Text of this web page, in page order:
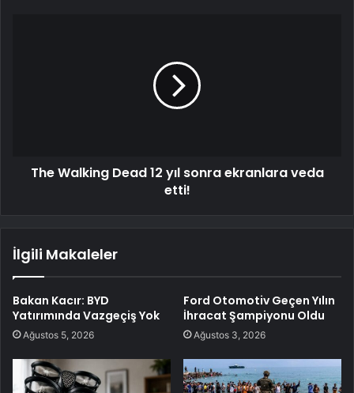
The Walking Dead 12 yıl sonra ekranlara veda
etti!
İlgili Makaleler
Bakan Kacır: BYD
Yatırımında Vazgeçiş Yok
Ağustos 5, 2026
Ford Otomotiv Geçen Yılın
İhracat Şampiyonu Oldu
Ağustos 3, 2026